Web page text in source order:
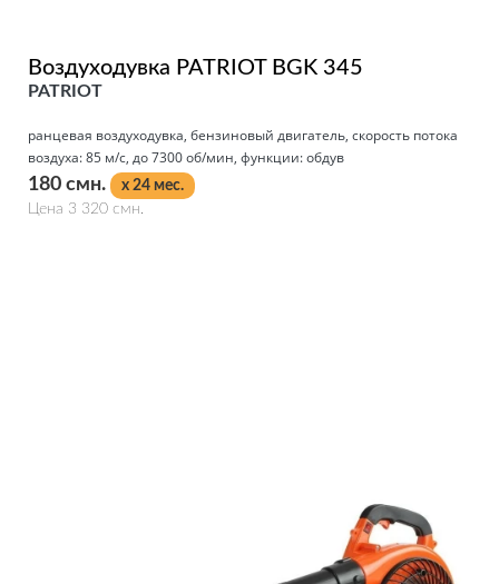
Воздуходувка PATRIOT BGK 345
PATRIOT
ранцевая воздуходувка, бензиновый двигатель, скорость потока
воздуха: 85 м/с, до 7300 об/мин, функции: обдув
180 смн.
x 24 мес.
Цена 3 320 смн.